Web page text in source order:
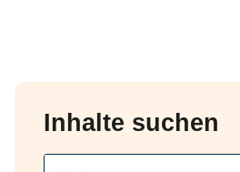
Inhalte suchen